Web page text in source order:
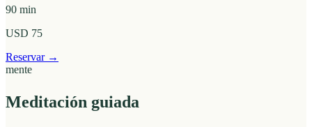
90 min
USD 75
Reservar →
mente
Meditación guiada